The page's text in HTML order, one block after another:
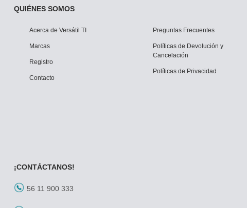
QUIÉNES SOMOS
Acerca de Versátil TI
Marcas
Registro
Contacto
Preguntas Frecuentes
Políticas de Devolución y
Cancelación
Políticas de Privacidad
¡CONTÁCTANOS!
56 11 900 333